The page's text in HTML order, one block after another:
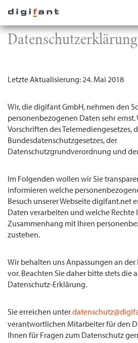
DATENSCHUTZ
Datenschutzerklärung
Letzte Aktualisierung: 24. Mai 2018
Wir, die digifant GmbH, nehmen den
personenbezogenen Daten sehr
Vorschriften des Telemediengesetzes,
Bundesdatenschutzgesetzes, der
Datenschutzgrundverordnung und
Im Folgenden wollen wir Sie
informieren welche
Besuch unserer Webseite digifant.net
Daten verarbeiten und welche Rechte
Zusammenhang mit Ihren
zustehen.
Wir behalten uns Anpassungen an
vor. Beachten Sie daher bitte stets die
Datenschutz-Erklärung.
Sie erreichen unter
verantwortlichen Mitarbeiter für den
Ihnen für Fragen zum Datenschutz